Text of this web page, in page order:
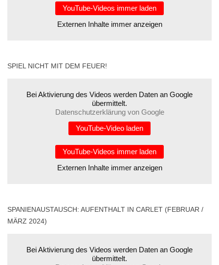
YouTube-Videos immer laden
Externen Inhalte immer anzeigen
SPIEL NICHT MIT DEM FEUER!
Bei Aktivierung des Videos werden Daten an Google
übermittelt.
Datenschutzerklärung von Google
YouTube-Video laden
YouTube-Videos immer laden
Externen Inhalte immer anzeigen
SPANIENAUSTAUSCH: AUFENTHALT IN CARLET (FEBRUAR /
MÄRZ 2024)
Bei Aktivierung des Videos werden Daten an Google
übermittelt.